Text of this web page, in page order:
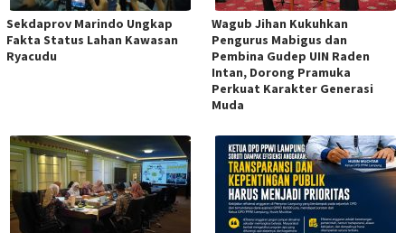
Sekdaprov Marindo Ungkap
Fakta Status Lahan Kawasan
Ryacudu
Wagub Jihan Kukuhkan
Pengurus Mabigus dan
Pembina Gudep UIN Raden
Intan, Dorong Pramuka
Perkuat Karakter Generasi
Muda